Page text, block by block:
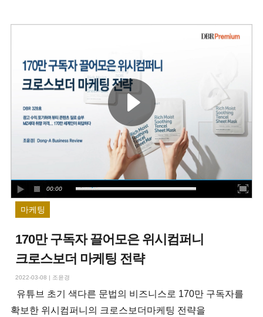
00:00
마케팅
170만 구독자 끌어모은 위시컴퍼니
크로스보더 마케팅 전략
2022-03-08 | 조윤경
유튜브 초기 색다른 문법의 비즈니스로 170만 구독자를
확보한 위시컴퍼니의 크로스보더마케팅 전략을